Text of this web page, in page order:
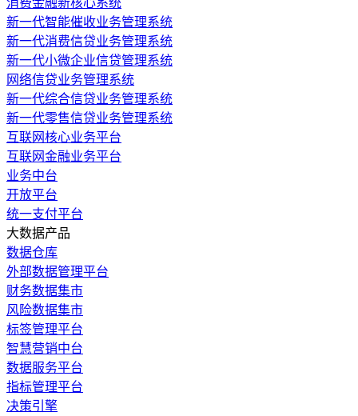
消费金融新核心系统
新一代智能催收业务管理系统
新一代消费信贷业务管理系统
新一代小微企业信贷管理系统
网络信贷业务管理系统
新一代综合信贷业务管理系统
新一代零售信贷业务管理系统
互联网核心业务平台
互联网金融业务平台
业务中台
开放平台
统一支付平台
大数据产品
数据仓库
外部数据管理平台
财务数据集市
风险数据集市
标签管理平台
智慧营销中台
数据服务平台
指标管理平台
决策引擎